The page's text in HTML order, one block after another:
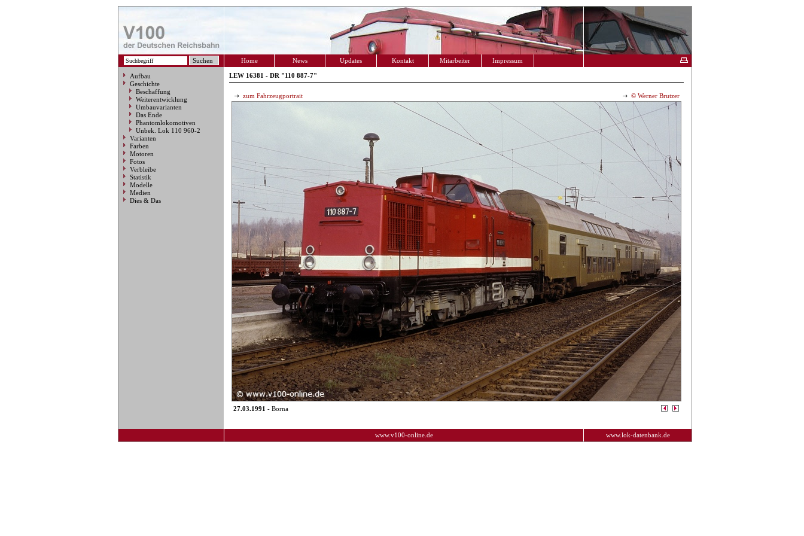
Home News Updates Kontakt Mitarbeiter Impressum
Aufbau
Geschichte
Beschaffung
Weiterentwicklung
Umbauvarianten
Das Ende
Phantomlokomotiven
Unbek. Lok 110 960-2
Varianten
Farben
Motoren
Fotos
Verbleibe
Statistik
Modelle
Medien
Dies & Das
LEW 16381 - DR "110 887-7"
zum Fahrzeugportrait © Werner Brutzer
27.03.1991 - Borna
www.v100-online.de www.lok-datenbank.de